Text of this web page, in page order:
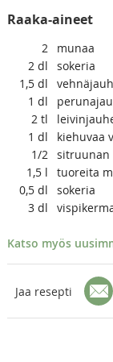
Raaka-aineet
2
munaa
2 dl
sokeria
1,5 dl
1 dl
2 tl
1 dl
kiehuvaa
1/2 sitruunan
1,5 l
tuoreita
0,5 dl
sokeria
3 dl
Katso myös
Jaa resepti